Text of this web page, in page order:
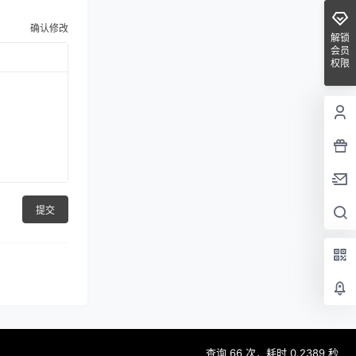
确认修改
提交
解锁
会员
权限
查询 66 次，耗时 0.2389 秒